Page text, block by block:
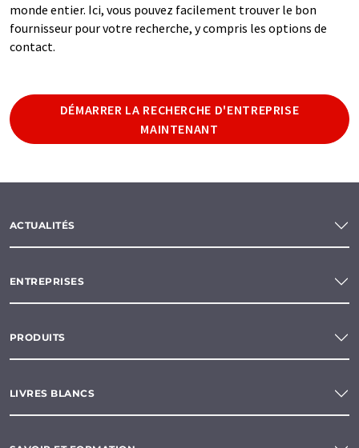
monde entier. Ici, vous pouvez facilement trouver le bon
fournisseur pour votre recherche, y compris les options de
contact.
DÉMARRER LA RECHERCHE D'ENTREPRISE
MAINTENANT
ACTUALITÉS
ENTREPRISES
PRODUITS
LIVRES BLANCS